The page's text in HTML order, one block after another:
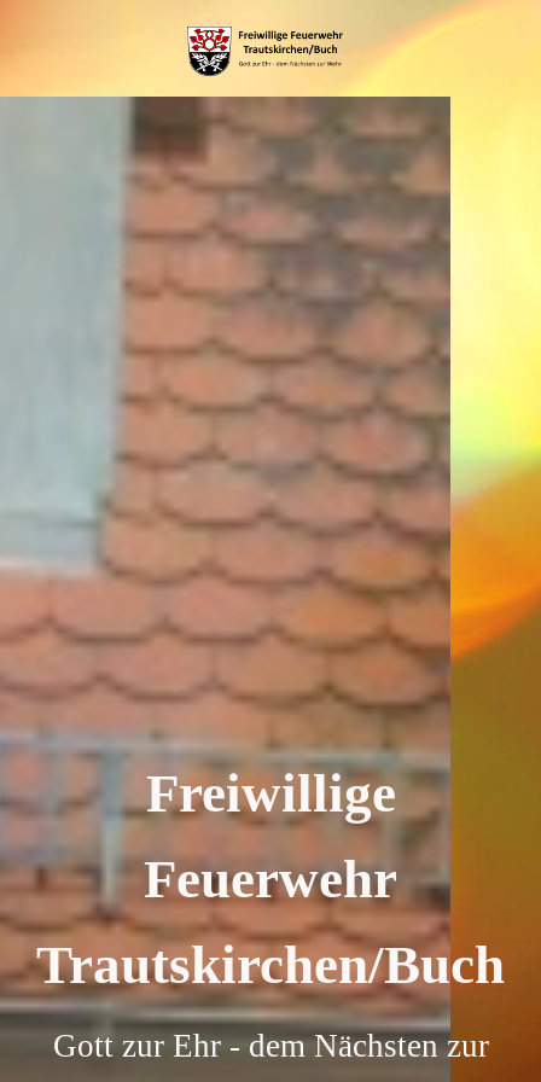
Freiwillige
Feuerwehr
Trautskirchen/Buch
Gott zur Ehr - dem Nächsten zur